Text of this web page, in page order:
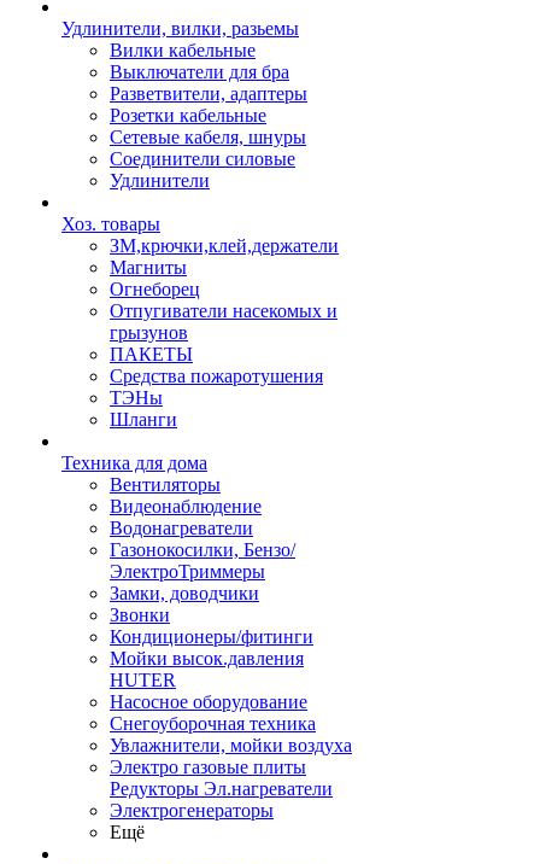
Удлинители, вилки, разьемы
Вилки кабельные
Выключатели для бра
Разветвители, адаптеры
Розетки кабельные
Сетевые кабеля, шнуры
Соединители силовые
Удлинители
Хоз. товары
ЗМ,крючки,клей,держатели
Магниты
Огнеборец
Отпугиватели насекомых и
грызунов
ПАКЕТЫ
Средства пожаротушения
ТЭНы
Шланги
Техника для дома
Вентиляторы
Видеонаблюдение
Водонагреватели
Газонокосилки, Бензо/
ЭлектроТриммеры
Замки, доводчики
Звонки
Кондиционеры/фитинги
Мойки высок.давления
HUTER
Насосное оборудование
Снегоуборочная техника
Увлажнители, мойки воздуха
Электро газовые плиты
Редукторы Эл.нагреватели
Электрогенераторы
Ещё